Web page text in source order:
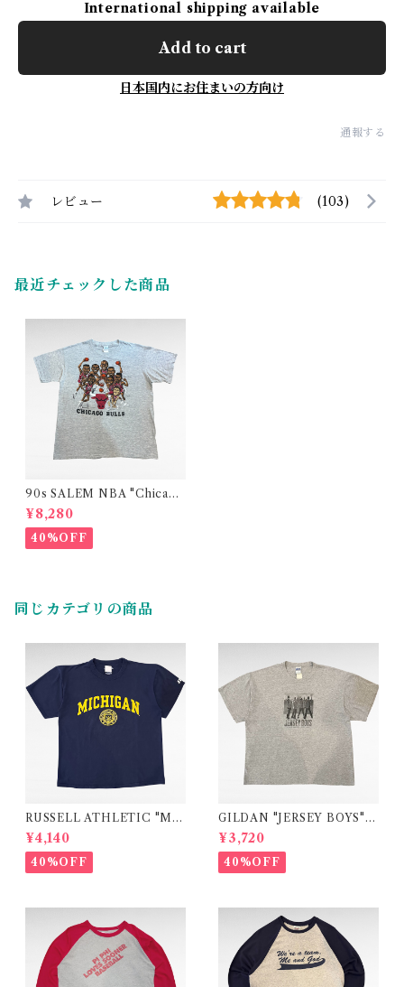
International shipping available
Add to cart
日本国内にお住まいの方向け
通報する
レビュー (103)
最近チェックした商品
90s SALEM NBA "Chicago
Bulls Three-Peat" print t-s
hirt （made in USA）
¥8,280
40%OFF
同じカテゴリの商品
RUSSELL ATHLETIC "MI
CHIGAN" college print t-s
hirt
¥4,140
40%OFF
GILDAN "JERSEY BOYS"
movie print t-shirt
¥3,720
40%OFF